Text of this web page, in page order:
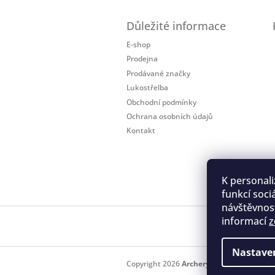
K
funkcí
informací
Důležité informace
E-shop
Prodejna
Prodávané značky
Lukostřelba
Obchodní podmínky
Ochrana osobních údajů
Kontakt
Copyright 2026Archery.cz . Všechna